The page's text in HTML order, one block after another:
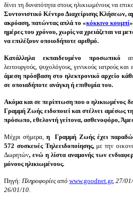
δίνει τη δυνατότητα στους ηλικιωμένους να
Συντονιστικό Κέντρο Διαχείρισης Κλήσεων,
ακρόαση, πατώντας απλά το «κόκκινο κουμπί»
ημέρες του χρόνου, χωρίς να χρειάζεται να
να επιλέξουν οποιοδήποτε αριθμό.
Κατάλληλα εκπαιδευμένο προσωπικό
λειτουργούς, ψυχολόγους, γενικούς ιατρούς και
άμεση πρόσβαση στο ηλεκτρονικό αρχείο
σε οποιαδήποτε ανάγκη ή επιθυμία του.
Ακόμα και σε περίπτωση που ο ηλικιωμένος
Γραμμή Ζωής ειδοποιεί και στέλνει αμέσως
πρόσωπο, εθελοντή γείτονα, ασθενοφόρο,
Μέχρι σήμερα, η Γραμμή Ζωής έχει
572 συσκευές Τηλεειδοποίησης, με την
Δωρητών, ενώ η λίστα αναμονής των
μόνους ηλικιωμένους.
Πηγή: Πληροφορίες από www.goodnet.gr, 27/
26/01/10